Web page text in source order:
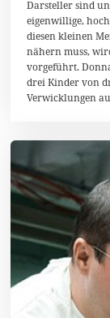
p
r
l
2
0
4
Darsteller sind
eigenwillige,
diesen kleinen
nähern muss,
vorgeführt.
drei Kinder von
Verwicklungen